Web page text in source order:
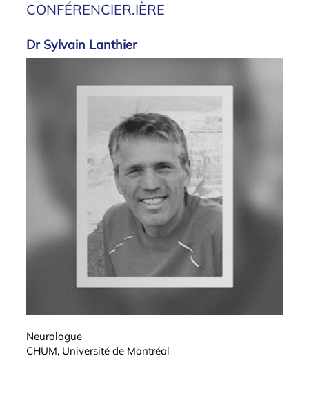
CONFÉRENCIER.IÈRE
Dr Sylvain Lanthier
Neurologue
CHUM, Université de Montréal